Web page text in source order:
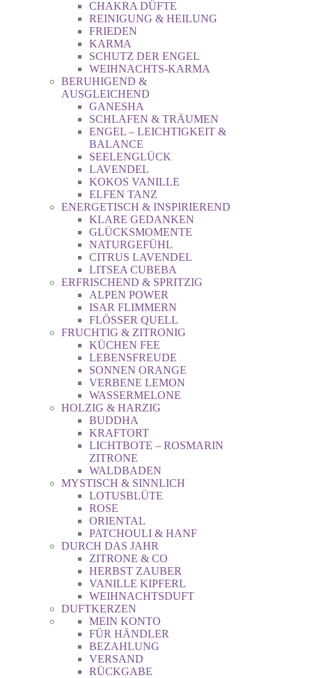
CHAKRA DÜFTE
REINIGUNG & HEILUNG
FRIEDEN
KARMA
SCHUTZ DER ENGEL
WEIHNACHTS-KARMA
BERUHIGEND &
AUSGLEICHEND
GANESHA
SCHLAFEN & TRÄUMEN
ENGEL – LEICHTIGKEIT &
BALANCE
SEELENGLÜCK
LAVENDEL
KOKOS VANILLE
ELFEN TANZ
ENERGETISCH & INSPIRIEREND
KLARE GEDANKEN
GLÜCKSMOMENTE
NATURGEFÜHL
CITRUS LAVENDEL
LITSEA CUBEBA
ERFRISCHEND & SPRITZIG
ALPEN POWER
ISAR FLIMMERN
FLÖSSER QUELL
FRUCHTIG & ZITRONIG
KÜCHEN FEE
LEBENSFREUDE
SONNEN ORANGE
VERBENE LEMON
WASSERMELONE
HOLZIG & HARZIG
BUDDHA
KRAFTORT
LICHTBOTE – ROSMARIN
ZITRONE
WALDBADEN
MYSTISCH & SINNLICH
LOTUSBLÜTE
ROSE
ORIENTAL
PATCHOULI & HANF
DURCH DAS JAHR
ZITRONE & CO
HERBST ZAUBER
VANILLE KIPFERL
WEIHNACHTSDUFT
DUFTKERZEN
MEIN KONTO
FÜR HÄNDLER
BEZAHLUNG
VERSAND
RÜCKGABE